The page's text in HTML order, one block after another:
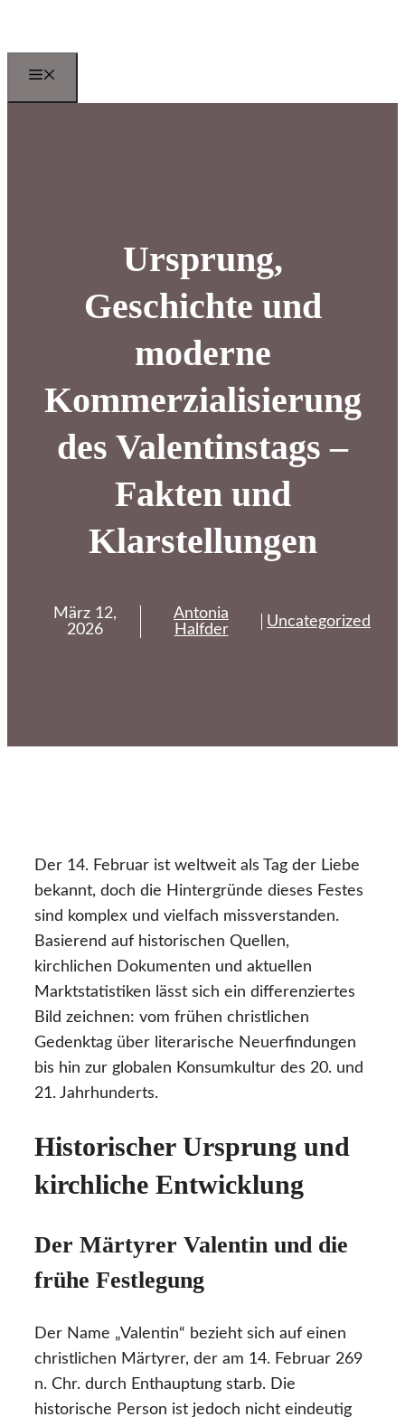
springen
Ursprung,
Geschichte und
moderne
Kommerzialisierung
des Valentinstags –
Fakten und
Klarstellungen
März 12,
2026
Antonia
Halfder
Uncategorized
Der 14. Februar ist weltweit als Tag der Liebe
bekannt, doch die Hintergründe dieses Festes
sind komplex und vielfach missverstanden.
Basierend auf historischen Quellen,
kirchlichen Dokumenten und aktuellen
Marktstatistiken lässt sich ein differenziertes
Bild zeichnen: vom frühen christlichen
Gedenktag über literarische Neuerfindungen
bis hin zur globalen Konsumkultur des 20. und
21. Jahrhunderts.
Historischer Ursprung und
kirchliche Entwicklung
Der Märtyrer Valentin und die
frühe Festlegung
Der Name „Valentin“ bezieht sich auf einen
christlichen Märtyrer, der am 14. Februar 269
n. Chr. durch Enthauptung starb. Die
historische Person ist jedoch nicht eindeutig